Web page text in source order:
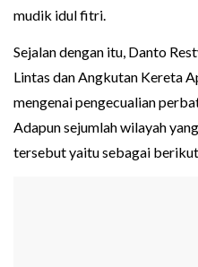
mudik idul fitri.
Sejalan dengan itu, Danto
Lintas dan Angkutan Kereta
mengenai pengecualian
Adapun sejumlah wilayah
tersebut yaitu sebagai